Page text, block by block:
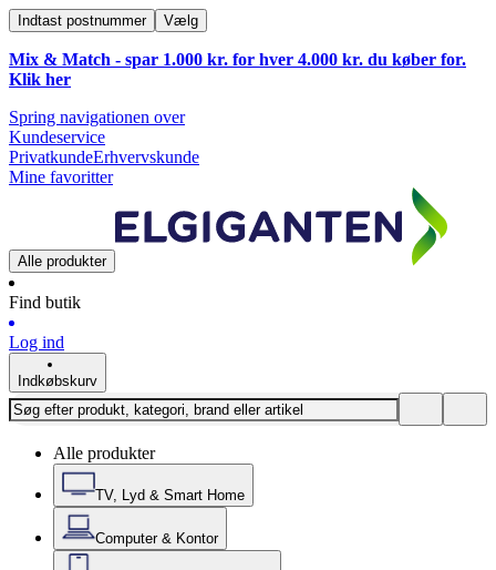
Indtast postnummer Vælg
Mix & Match - spar 1.000 kr. for hver 4.000 kr. du køber for.
Klik her
Spring navigationen over
Kundeservice
PrivatkundeErhvervskunde
Mine favoritter
Alle produkter
Find butik
Log ind
Indkøbskurv
Alle produkter
TV, Lyd & Smart Home
Computer & Kontor